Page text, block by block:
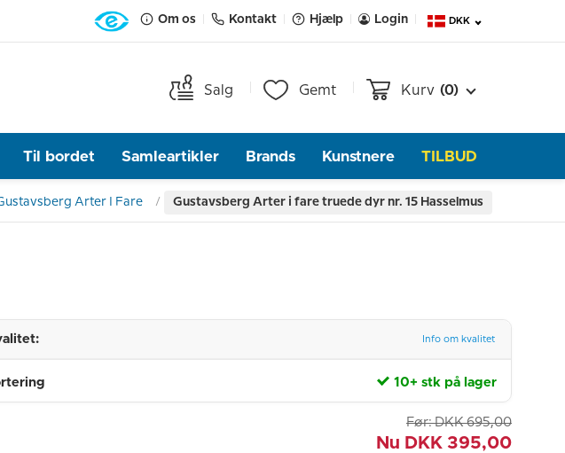
Om os Kontakt Hjælp Login DKK
Salg Gemt Kurv (0)
Til bordet Samleartikler Brands Kunstnere TILBUD
Arter I Fare Gustavsberg Arter i fare truede dyr nr. 15 Hasselmus
Info om kvalitet
10+ stk på lager
Før: DKK 695,00
Nu DKK 395,00